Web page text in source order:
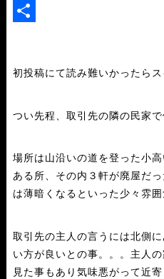
e
e
a
b
H
e
初投稿にて読み難いかったら
つい先程、取引先の隣の民家
場所は山沿いの道を登った小
ある所、その内３軒が廃屋だ
は薄暗くなるといった少々雰
取引先の主人の言うには北側
い方が良いとの事。。。主人
見た事もあり気味悪がって近